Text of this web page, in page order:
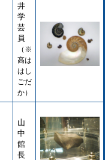
井
学
芸
員
（※
高は
はし
ごだ
か）
山
中
館
長